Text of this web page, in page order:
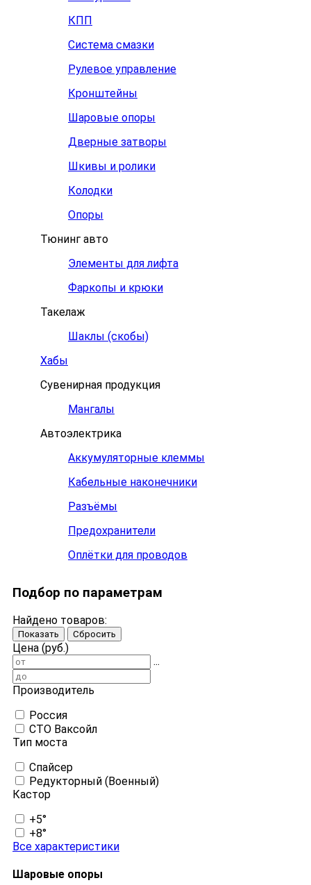
КПП
Система смазки
Рулевое управление
Кронштейны
Шаровые опоры
Дверные затворы
Шкивы и ролики
Колодки
Опоры
Тюнинг авто
Элементы для лифта
Фаркопы и крюки
Такелаж
Шаклы (скобы)
Хабы
Сувенирная продукция
Мангалы
Автоэлектрика
Аккумуляторные клеммы
Кабельные наконечники
Разъёмы
Предохранители
Оплётки для проводов
Подбор по параметрам
Найдено товаров:
Показать Сбросить
Цена (руб.)
...
Производитель
Россия
СТО Ваксойл
Тип моста
Спайсер
Редукторный (Военный)
Кастор
+5°
+8°
Все характеристики
Шаровые опоры